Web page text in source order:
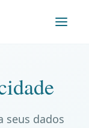
seus dados